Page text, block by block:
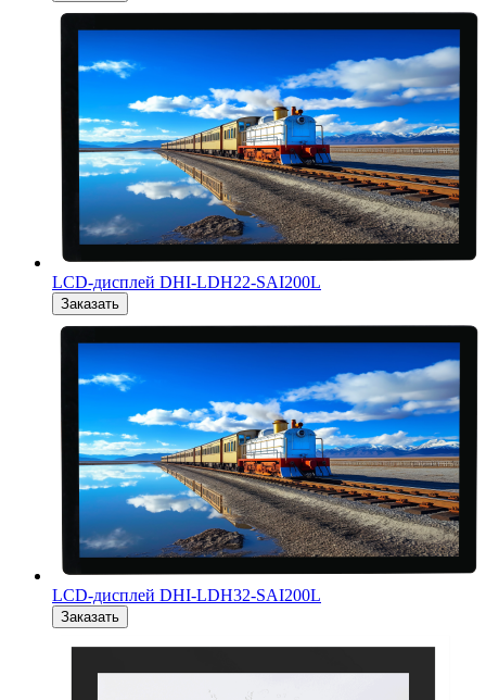
LCD-дисплей DHI-LDH22-SAI200L
Заказать
LCD-дисплей DHI-LDH32-SAI200L
Заказать